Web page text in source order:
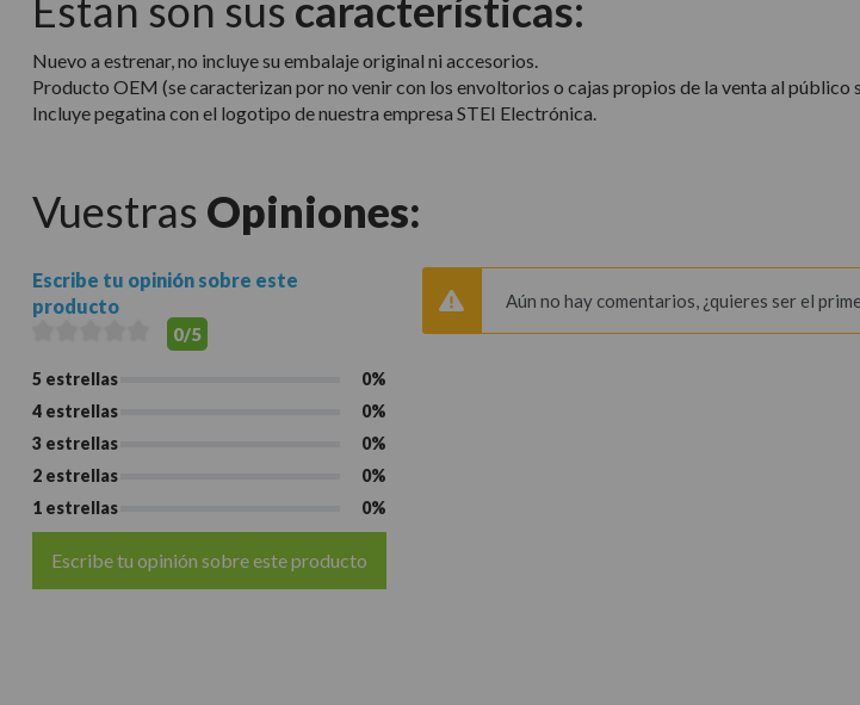
Estan son sus características:
Nuevo a estrenar, no incluye su embalaje original ni accesorios.
Producto OEM (se caracterizan por no venir con los envoltorios o cajas propios de la venta al
Incluye pegatina con el logotipo de nuestra empresa STEI Electrónica.
Vuestras Opiniones:
Escribe tu opinión sobre este
producto
0/5
5 estrellas
0%
4 estrellas
0%
3 estrellas
0%
2 estrellas
0%
1 estrellas
0%
Escribe tu opinión sobre este producto
Aún no hay comentarios, ¿quieres ser el